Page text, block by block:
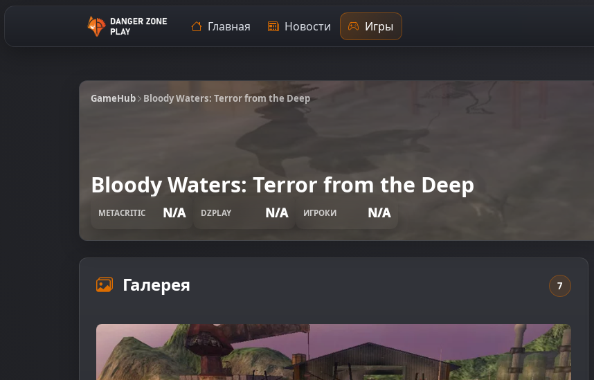
Главная Новости Игры
GameHub Bloody Waters: Terror from the Deep
Bloody Waters: Terror from the Deep
METACRITIC N/A DZPLAY N/A ИГРОКИ N/A
Галерея 7